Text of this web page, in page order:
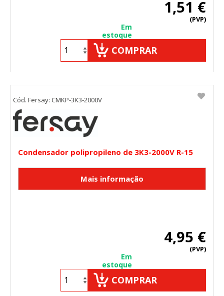
1,51 €
(PVP)
Em
estoque
COMPRAR
Condensador polipropileno de 3K3-2000V R-15
4,95 €
(PVP)
Em
estoque
COMPRAR
Cód. Fersay: CMKP-3K3-2000V
_utma,_utmb,_utmc,_utmz,_utmt,_utmz,_atuvc,_atuvs, _ga,
Cookies dirigidas
sitio por nuestros socios publicitarios. Pueden ser
utilizadas por esas empresas para crear un perfil de sus
intereses y mostrarle anuncios relevantes en otros sitios.
No almacenan directamente información personal, sino
dispositivo de Internet.
Cookies Utilizadas:
GUARDAR CONFIGURACIÓN
"Configuración de cookies" al pie de la página. También puedes